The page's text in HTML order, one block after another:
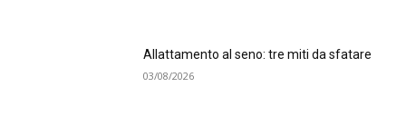
Allattamento al seno: tre miti da sfatare
03/08/2026